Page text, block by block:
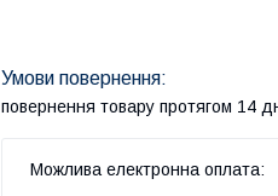
повернення товару протягом 14